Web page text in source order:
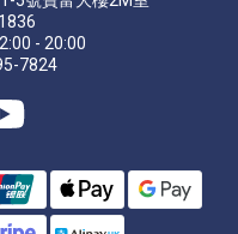
- 20:00
7824